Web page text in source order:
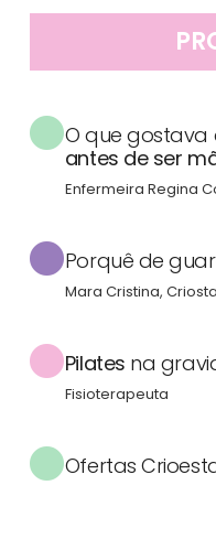
O que gostava
antes de ser
Enfermeira Regina
Porquê de
Mara Cristina,
Pilates na
Fisioterapeuta
Ofertas